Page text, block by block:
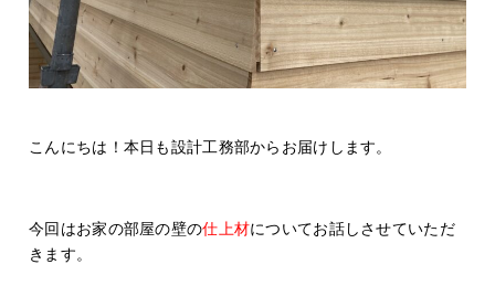
こんにちは！本日も設計工務部からお届けします。
今回はお家の部屋の壁の仕上材についてお話しさせていただ
きます。